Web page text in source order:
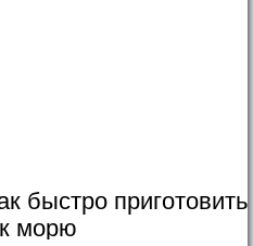
быстро приготовить
морю